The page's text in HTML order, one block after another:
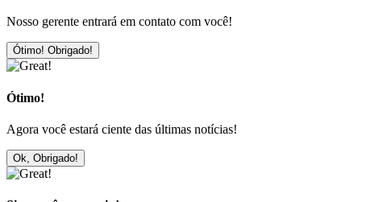
Nosso gerente entrará em contato com você!
Ótimo! Obrigado!
Ótimo!
Agora você estará ciente das últimas notícias!
Ok, Obrigado!